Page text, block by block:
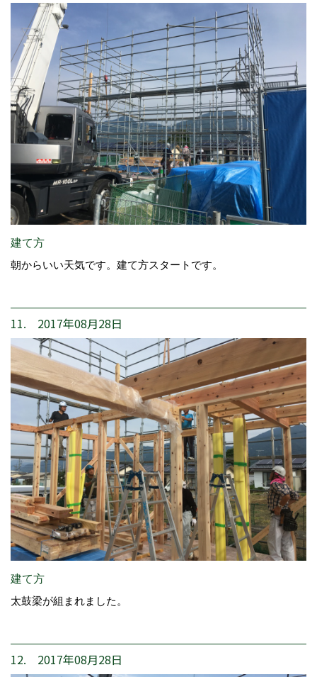
建て方
朝からいい天気です。建て方スタートです。
11. 2017年08月28日
建て方
太鼓梁が組まれました。
12. 2017年08月28日